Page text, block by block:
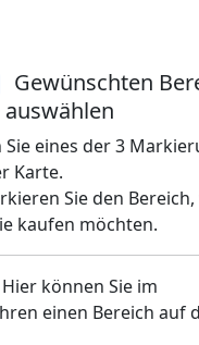
Gewünschten
Sie eines der 3
Karte.
Sie den
kaufen möchten.
können Sie im
einen Bereich auf